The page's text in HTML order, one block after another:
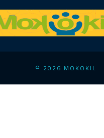
© 2026 MOKOKIL